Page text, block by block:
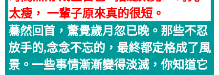
太瘦， 一輩子原來真的很短。
驀然回首，驚覺歲月忽已晚。那些不忍
放手的,念念不忘的，最終都定格成了風
景。一些事情漸漸變得淡滅，你知道它